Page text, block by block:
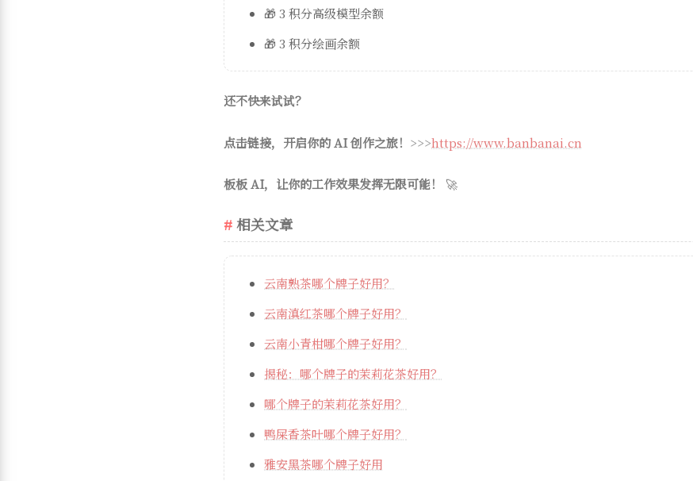
🎁 3 积分高级模型余额
🎁 3 积分绘画余额
还不快来试试？
点击链接，开启你的 AI 创作之旅！ >>>https://www.banbanai.cn
板板 AI，让你的工作效果发挥无限可能！ 🚀
相关文章
云南熟茶哪个牌子好用？
云南滇红茶哪个牌子好用？
云南小青柑哪个牌子好用？
揭秘：哪个牌子的茉莉花茶好用？
哪个牌子的茉莉花茶好用？
鸭屎香茶叶哪个牌子好用？
雅安黑茶哪个牌子好用